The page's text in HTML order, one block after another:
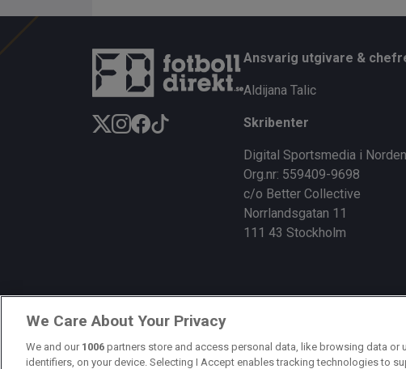
b
o
k
a
d
Li
Ansvarig utgivare &
Aldijana Talic
Skribenter
Digital Sportsmedia i
Org.nr: 559409-9698
c/o Better Collective
Norrlandsgatan 11
111 43 Stockholm
We Care About Your Privacy
We and our 1006 partners store and access personal data, like browsing data or
identifiers, on your device. Selecting I Accept enables tracking technologies to